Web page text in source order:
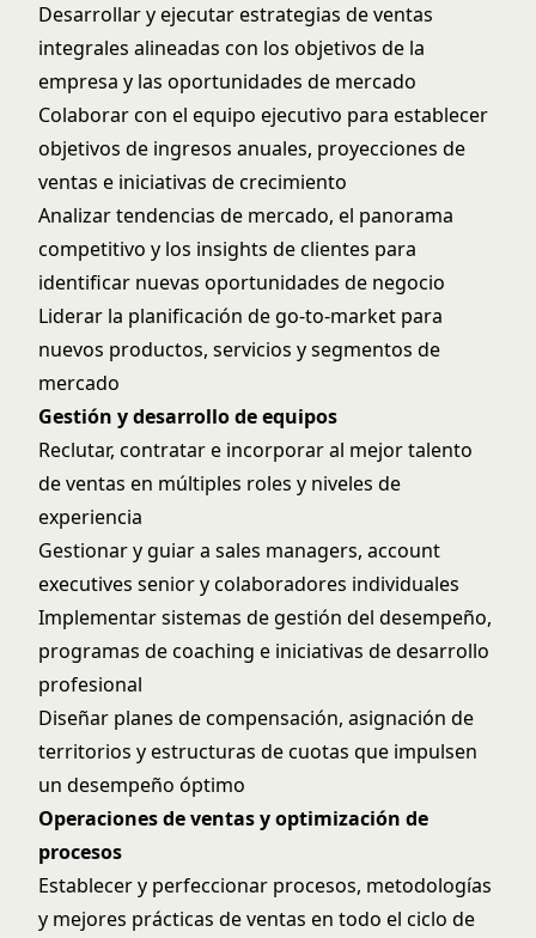
Desarrollar y ejecutar estrategias de ventas
integrales alineadas con los objetivos de la
empresa y las oportunidades de mercado
Colaborar con el equipo ejecutivo para establecer
objetivos de ingresos anuales, proyecciones de
ventas e iniciativas de crecimiento
Analizar tendencias de mercado, el panorama
competitivo y los insights de clientes para
identificar nuevas oportunidades de negocio
Liderar la planificación de go-to-market para
nuevos productos, servicios y segmentos de
mercado
Gestión y desarrollo de equipos
Reclutar, contratar e incorporar al mejor talento
de ventas en múltiples roles y niveles de
experiencia
Gestionar y guiar a sales managers, account
executives senior y colaboradores individuales
Implementar sistemas de gestión del desempeño,
programas de coaching e iniciativas de desarrollo
profesional
Diseñar planes de compensación, asignación de
territorios y estructuras de cuotas que impulsen
un desempeño óptimo
Operaciones de ventas y optimización de
procesos
Establecer y perfeccionar procesos, metodologías
y mejores prácticas de ventas en todo el ciclo de